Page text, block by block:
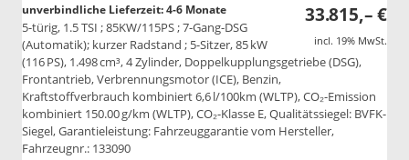
33.815,– €
incl. 19% MwSt.
unverbindliche Lieferzeit: 4-6 Monate
5-türig, 1.5 TSI ; 85KW/115PS ; 7-Gang-DSG
(Automatik); kurzer Radstand ; 5-Sitzer, 85 kW
(116 PS), 1.498 cm³, 4 Zylinder, Doppelkupplungsgetriebe (DSG),
Frontantrieb, Verbrennungsmotor (ICE), Benzin,
Kraftstoffverbrauch kombiniert 6,6 l/100km (WLTP), CO₂-Emission
kombiniert 150.00 g/km (WLTP), CO₂-Klasse E, Qualitätssiegel: BVFK-
Siegel, Garantieleistung: Fahrzeuggarantie vom Hersteller,
Fahrzeugnr.: 133090